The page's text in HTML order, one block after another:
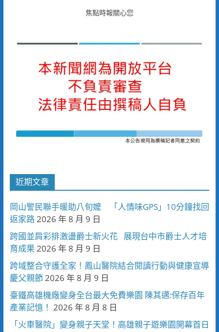
焦點時報關心您
近期文章
岡山警民聯手暖助八旬嬤 「人情味GPS」10分鐘找回
返家路2026 年 8 月 9 日
跨國並肩彩排激盪爵士新火花 展現台中市爵士人才培
育成果 2026 年 8 月 9 日
跨域整合守護全家！鳳山醫院結合閱讀行動與健康宣導
慶父親節2026 年 8 月 9 日
臺鐵高雄機廠變身全台最大免費樂園 陳其邁:保存百年
產業記憶！ 2026 年 8 月 8 日
「火車醫院」變身親子天堂！高雄親子遊樂園開幕首日